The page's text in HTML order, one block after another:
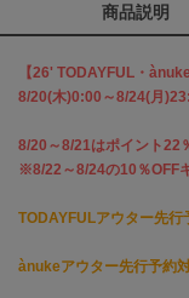
セロン
Clarks Premium
クラークス
CODE A
コードエー
COLE HAAN
商品説明
【26' TODAYFUL・
8/20(木)0:00～8/24(月
8/20～8/21はポイント22
※8/22～8/24の10％OFF
TODAYFULアウター先行
ànukeアウター先行予約